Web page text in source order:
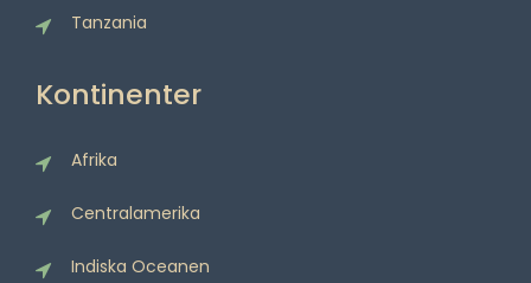
Tanzania
Kontinenter
Afrika
Centralamerika
Indiska Oceanen